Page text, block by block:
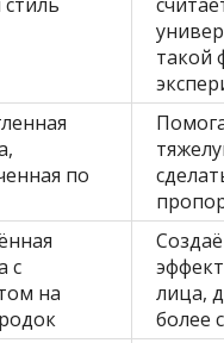
такой
по
с
на
лица,
более